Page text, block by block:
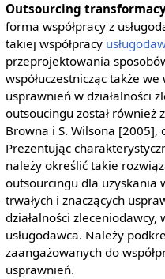
Outsourcing
forma współpracy z
takiej współpracy
przeprojektowania
współuczestnicząc także
usprawnień w działalności
outsoucingu został również
Browna i S. Wilsona [2005],
Prezentując
należy określić takie
outsourcingu dla uzyskania
trwałych i znaczących
działalności zleceniodawcy,
usługodawca. Należy
zaangażowanych do
usprawnień.